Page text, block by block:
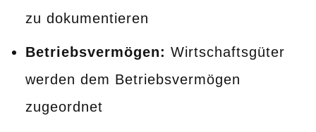
zu dokumentieren
Betriebsvermögen: Wirtschaftsgüter
werden dem Betriebsvermögen
zugeordnet